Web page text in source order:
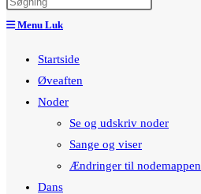
search
Menu Luk
Startside
Øveaften
Noder
Se og udskriv noder
Sange og viser
Ændringer til nodemappen
Dans